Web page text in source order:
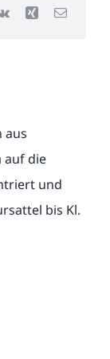
Vk Xing E-
aus
auf die
und
bis Kl.